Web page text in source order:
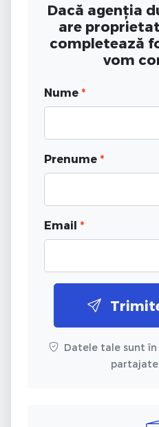
Dacă agenția
are
completează
vom
Nume *
Prenume *
Email *
Datele tale sunt